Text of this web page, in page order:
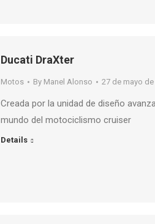
Ducati DraXter
Motos By Manel Alonso 27 de mayo de
Creada por la unidad de diseño
mundo del motociclismo cruiser
Details